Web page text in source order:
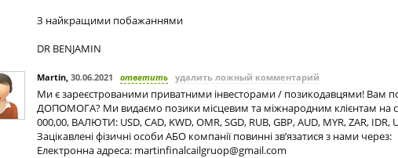
З найкращими побажаннями
DR BENJAMIN
Martin, 30.06.2021 ответить удалить ложный комментарий
Ми є зареєстрованими приватними інвесторами / позикодавцями! Вам
ДОПОМОГА? Ми видаємо позики місцевим та міжнародним клієнтам на
000,00, ВАЛЮТИ: USD, CAD, KWD, OMR, SGD, RUB, GBP, AUD, MYR, ZAR, IDR,
Зацікавлені фізичні особи АБО компанії повинні зв’язатися з нами через:
Електронна адреса: martinfinalcailgruop@gmail.com